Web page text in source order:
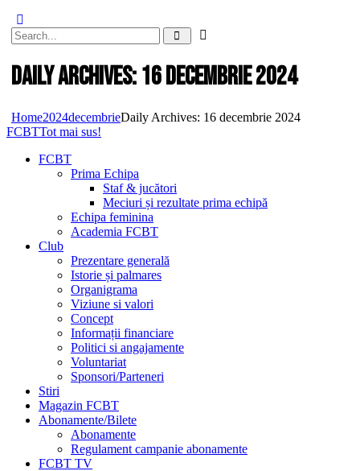
Daily Archives: 16 decembrie 2024
Home2024decembrieDaily Archives: 16 decembrie 2024
FCBTTot mai sus!
FCBT
Prima Echipa
Staf & jucători
Meciuri și rezultate prima echipă
Echipa feminina
Academia FCBT
Club
Prezentare generală
Istorie și palmares
Organigrama
Viziune si valori
Concept
Informații financiare
Politici si angajamente
Voluntariat
Sponsori/Parteneri
Stiri
Magazin FCBT
Abonamente/Bilete
Abonamente
Regulament campanie abonamente
FCBT TV